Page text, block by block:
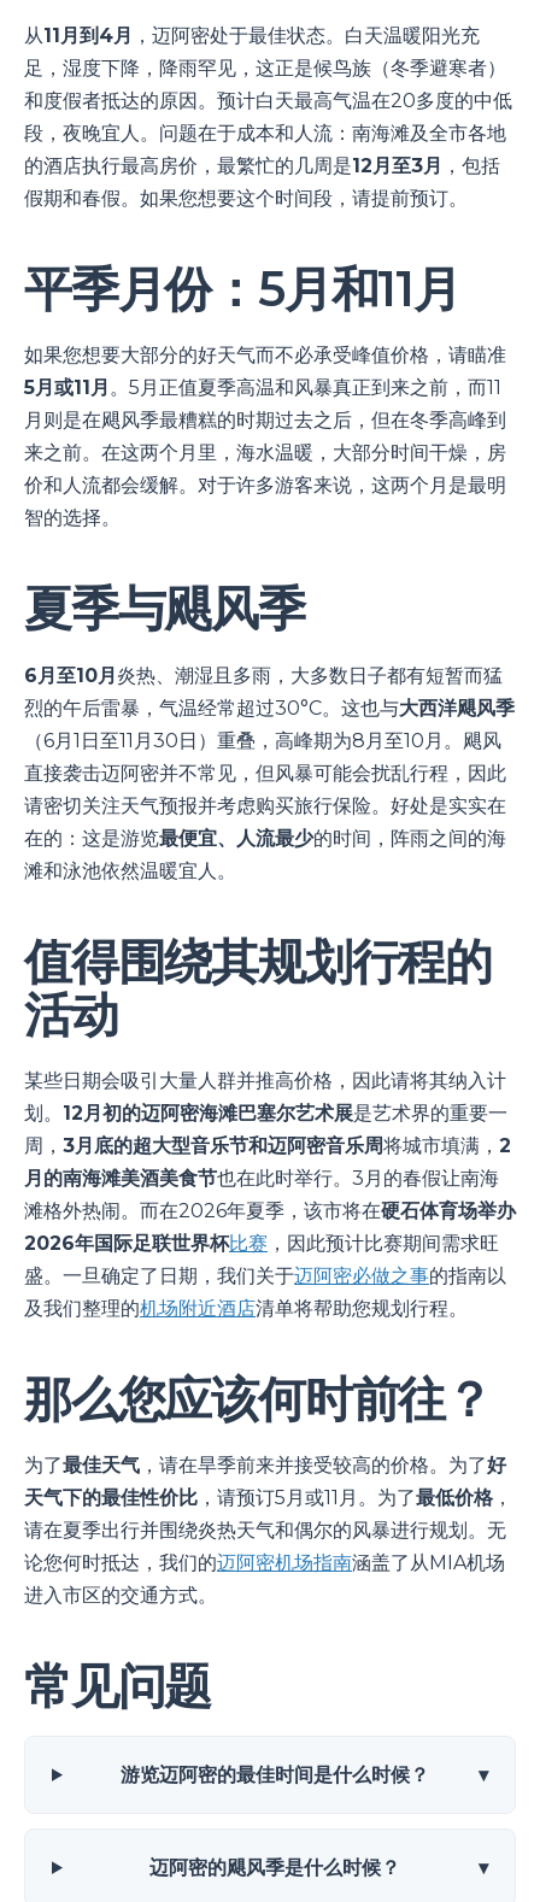
从11月到4月 ，迈阿密处于最佳状态。白天温暖阳光充
足，湿度下降，降雨罕见，这正是候鸟族（冬季避寒者）
和度假者抵达的原因。预计白天最高气温在20多度的中低
段，夜晚宜人。问题在于成本和人流：南海滩及全市各地
的酒店执行最高房价，最繁忙的几周是12月至3月 ，包括
假期和春假。如果您想要这个时间段，请提前预订。
平季月份：5月和11月
如果您想要大部分的好天气而不必承受峰值价格，请瞄准
5月或11月 。5月正值夏季高温和风暴真正到来之前，而11
月则是在飓风季最糟糕的时期过去之后，但在冬季高峰到
来之前。在这两个月里，海水温暖，大部分时间干燥，房
价和人流都会缓解。对于许多游客来说，这两个月是最明
智的选择。
夏季与飓风季
6月至10月 炎热、潮湿且多雨，大多数日子都有短暂而猛
烈的午后雷暴，气温经常超过30°C。这也与大西洋飓风季
（6月1日至11月30日）重叠，高峰期为8月至10月。飓风
直接袭击迈阿密并不常见，但风暴可能会扰乱行程，因此
请密切关注天气预报并考虑购买旅行保险。好处是实实在
在的：这是游览最便宜、人流最少的时间，阵雨之间的海
滩和泳池依然温暖宜人。
值得围绕其规划行程的
活动
某些日期会吸引大量人群并推高价格，因此请将其纳入计
划。 12月初的迈阿密海滩巴塞尔艺术展是艺术界的重要一
周， 3月底的超大型音乐节和迈阿密音乐周将城市填满， 2
月的南海滩美酒美食节也在此时举行。3月的春假让南海
滩格外热闹。而在2026年夏季，该市将在硬石体育场举办
2026年国际足联世界杯比赛 ，因此预计比赛期间需求旺
盛。一旦确定了日期，我们关于迈阿密必做之事的指南以
及我们整理的机场附近酒店清单将帮助您规划行程。
那么您应该何时前往？
为了最佳天气 ，请在旱季前来并接受较高的价格。为了好
天气下的最佳性价比 ，请预订5月或11月。为了最低价格 ，
请在夏季出行并围绕炎热天气和偶尔的风暴进行规划。无
论您何时抵达，我们的迈阿密机场指南涵盖了从MIA机场
进入市区的交通方式。
常见问题
游览迈阿密的最佳时间是什么时候？ ▾
迈阿密的飓风季是什么时候？ ▾